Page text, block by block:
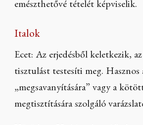
emészthetővé tételét képviselik.
Italok
Ecet: Az erjedésből keletkezik,
tisztulást testesíti meg. Hasznos
„megsavanyítására” vagy a
megtisztítására szolgáló